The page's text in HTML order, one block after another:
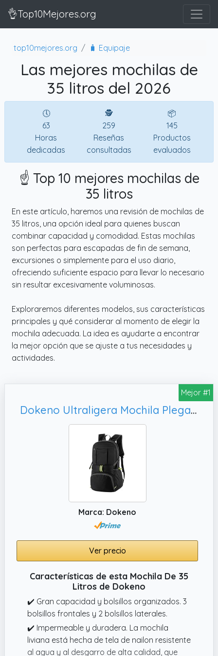
👌Top10Mejores.org
top10mejores.org 🧳 Equipaje
Las mejores mochilas de
35 litros del 2026
🕔
63
Horas
dedicadas
🕵
259
Reseñas
consultadas
📦
145
Productos
evaluados
☝️ Top 10 mejores mochilas de
35 litros
En este artículo, haremos una revisión de mochilas de
35 litros, una opción ideal para quienes buscan
combinar capacidad y comodidad. Estas mochilas
son perfectas para escapadas de fin de semana,
excursiones o simplemente para el uso diario,
ofreciendo suficiente espacio para llevar lo necesario
sin resultar excesivamente voluminosas.
Exploraremos diferentes modelos, sus características
principales y qué considerar al momento de elegir la
mochila adecuada. La idea es ayudarte a encontrar
la mejor opción que se ajuste a tus necesidades y
actividades.
Mejor #1
Dokeno Ultraligera Mochila Plegable 35L, para Hombre Mujer Trekking Al Aire Libre Excursiones Cortas Caminar (Negro)
Marca: Dokeno
Ver precio
Características de esta Mochila De 35
Litros de Dokeno
✔️ Gran capacidad y bolsillos organizados. 3
bolsillos frontales y 2 bolsillos laterales.
✔️ Impermeable y duradera. La mochila
liviana está hecha de tela de nailon resistente
al agua y al desgarro de alta calidad, que